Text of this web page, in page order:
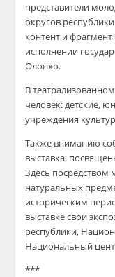
представители
округов
контент и
исполнении
Олонхо.
В
человек: детские,
учреждения
Также вниманию
выставка,
Здесь
натуральных
историческим
выставке свои
республики,
Национальный
***